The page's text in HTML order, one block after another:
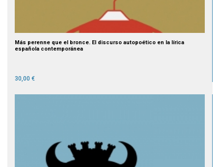
Más perenne que el bronce. El discurso autopoético en la lírica
española contemporánea
30,00 €